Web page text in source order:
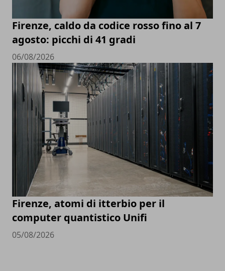
Firenze, caldo da codice rosso fino al 7
agosto: picchi di 41 gradi
06/08/2026
Firenze, atomi di itterbio per il
computer quantistico Unifi
05/08/2026